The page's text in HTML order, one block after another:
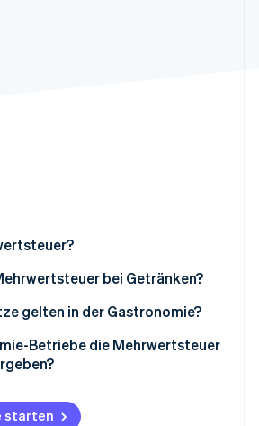
Sie, wie Stripe Lösungen für die
bei Getränken?
gelten in der Gastronomie?
Betriebe die Mehrwertsteuer
starten